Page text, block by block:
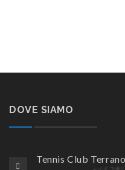
DOVE SIAMO
Tennis Club